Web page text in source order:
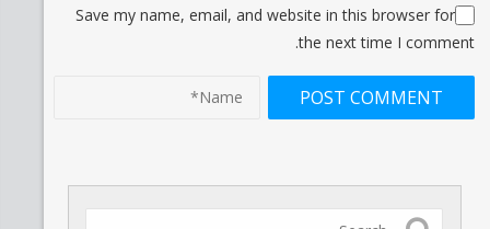
Save my name, email, and website in this browser for
the next time I comment.